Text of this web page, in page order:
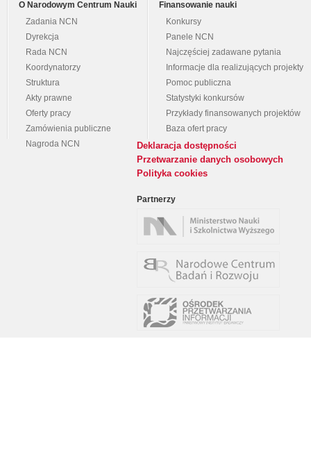
O Narodowym Centrum Nauki
Zadania NCN
Dyrekcja
Rada NCN
Koordynatorzy
Struktura
Akty prawne
Oferty pracy
Zamówienia publiczne
Nagroda NCN
Finansowanie nauki
Konkursy
Panele NCN
Najczęściej zadawane pytania
Informacje dla realizujących projekty
Pomoc publiczna
Statystyki konkursów
Przykłady finansowanych projektów
Baza ofert pracy
Deklaracja dostępności
Przetwarzanie danych osobowych
Polityka cookies
Partnerzy